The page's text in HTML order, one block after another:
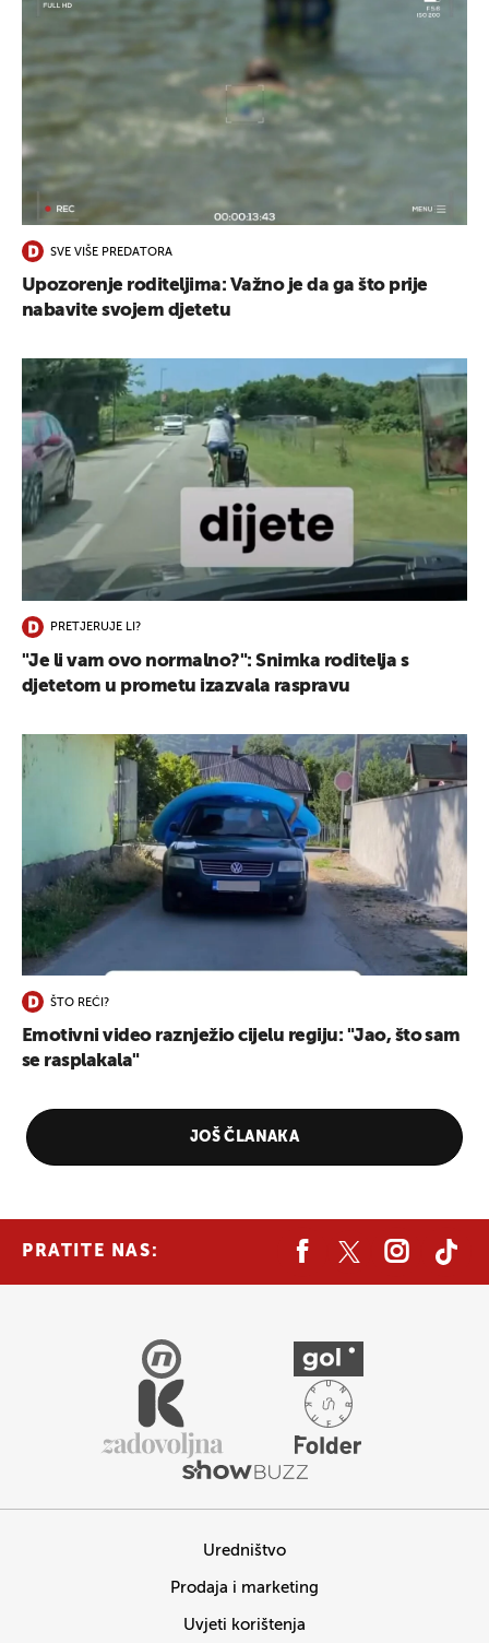
SVE VIŠE PREDATORA
Upozorenje roditeljima: Važno je da ga što prije
nabavite svojem djetetu
PRETJERUJE LI?
"Je li vam ovo normalno?": Snimka roditelja s
djetetom u prometu izazvala raspravu
ŠTO REĆI?
Emotivni video raznježio cijelu regiju: "Jao, što sam
se rasplakala"
JOŠ ČLANAKA
PRATITE NAS:
Uredništvo
Prodaja i marketing
Uvjeti korištenja
UKLJUČITE NOTIFIKACIJE